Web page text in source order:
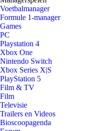
Voetbalmanager
Formule 1-manager
Games
PC
Playstation 4
Xbox One
Nintendo Switch
Xbox Series X|S
PlayStation 5
Film & TV
Film
Televisie
Trailers en Videos
Bioscoopagenda